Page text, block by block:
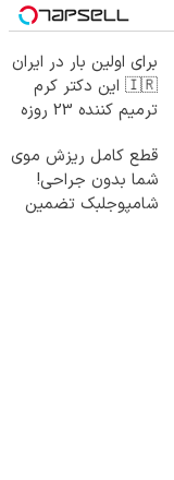
برای اولین بار در ایران
🇮🇷 این دکتر کرم
ترمیم کننده 23 روزه
قطع کامل ریزش موی
شما بدون جراحی!
شامپوجلبک تضمین